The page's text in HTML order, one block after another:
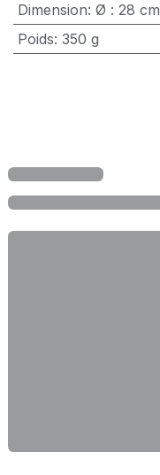
Dimension: Ø : 28 cm
Poids: 350 g